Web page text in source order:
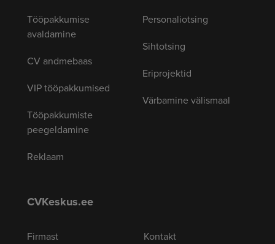
Tööpakkumise
avaldamine
CV andmebaas
VIP tööpakkumised
Tööpakkumiste
peegeldamine
Reklaam
Personaliotsing
Sihtotsing
Eriprojektid
Värbamine välismaal
CVKeskus.ee
Firmast
Kontakt